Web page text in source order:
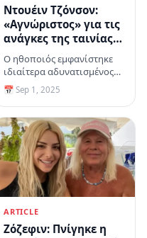
Ντουέιν Τζόνσον:
«Αγνώριστος» για τις
ανάγκες της ταινίας
«The Smashing
Machine» - Πώς
αντέδρασαν οι
θαυμαστές του
Ο ηθοποιός εμφανίστηκε
ιδιαίτερα αδυνατισμένος
για τις ανάγκες του νέου
του ρόλου
📅 Sep 1, 2025
ARTICLE
Ζόζεφιν: Πνίγηκε η